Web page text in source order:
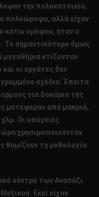
την πολυκατοικία,
πολυώροφα, αλλά είχαν
κάτω ορόφου, ήταν ο
Το σημαντικότερο όμως
μεγαθήρια κτίζονταν
οι εργάτες δεν
σχέδιο. Έπειτα
για δοκάρια της
μετέφεραν από μακριά,
Οι υπόγειες
χρησιμοποιούνταν
θυμίζουν τη μυθολογία
κέντρο των Ανασάζι
Εκεί είχαν